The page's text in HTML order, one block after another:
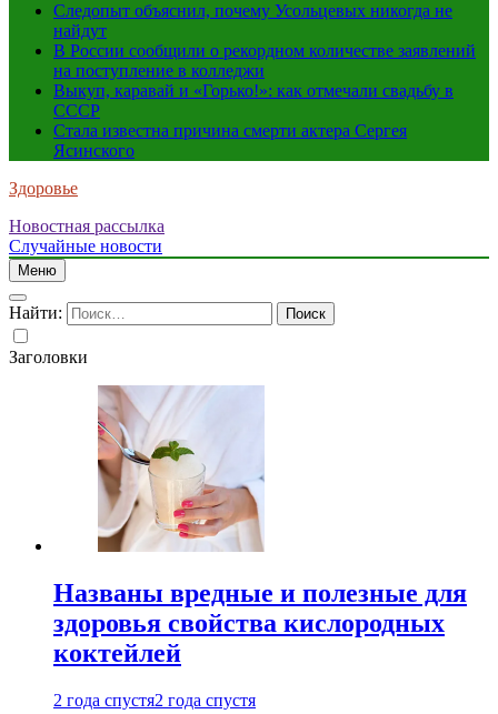
Следопыт объяснил, почему Усольцевых никогда не
найдут
В России сообщили о рекордном количестве заявлений
на поступление в колледжи
Выкуп, каравай и «Горько!»: как отмечали свадьбу в
СССР
Стала известна причина смерти актера Сергея
Ясинского
Здоровье
Новостная рассылка
Случайные новости
Меню
Найти:
Заголовки
Названы вредные и полезные для
здоровья свойства кислородных
коктейлей
2 года спустя2 года спустя